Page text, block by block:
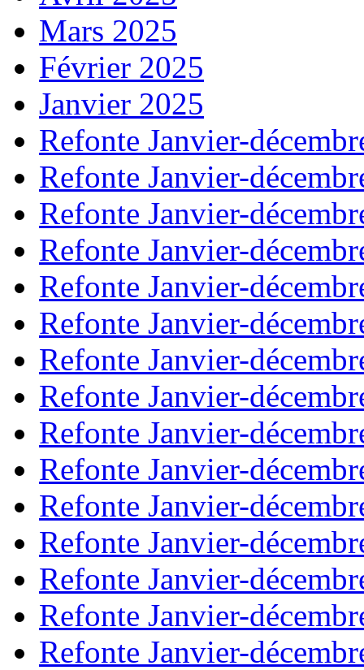
Mars 2025
Février 2025
Janvier 2025
Refonte Janvier-
Refonte Janvier-
Refonte Janvier-
Refonte Janvier-
Refonte Janvier-
Refonte Janvier-
Refonte Janvier-
Refonte Janvier-
Refonte Janvier-
Refonte Janvier-
Refonte Janvier-
Refonte Janvier-
Refonte Janvier-
Refonte Janvier-
Refonte Janvier-